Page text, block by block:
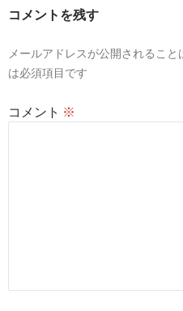
ョ
コメントを残す
メールアドレスが公開されること
は必須項目です
コメント ※